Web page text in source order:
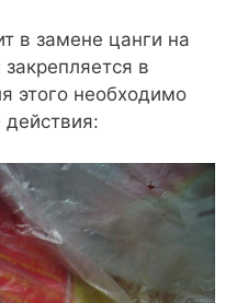
в замене цанги на
в
этого необходимо